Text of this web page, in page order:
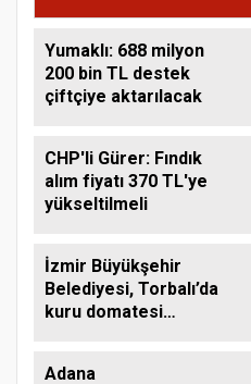
Yumaklı: 688 milyon
200 bin TL destek
çiftçiye aktarılacak
CHP'li Gürer: Fındık
alım fiyatı 370 TL'ye
yükseltilmeli
İzmir Büyükşehir
Belediyesi, Torbalı’da
kuru domatesi
Adana